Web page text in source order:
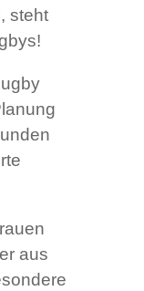
steht
aus